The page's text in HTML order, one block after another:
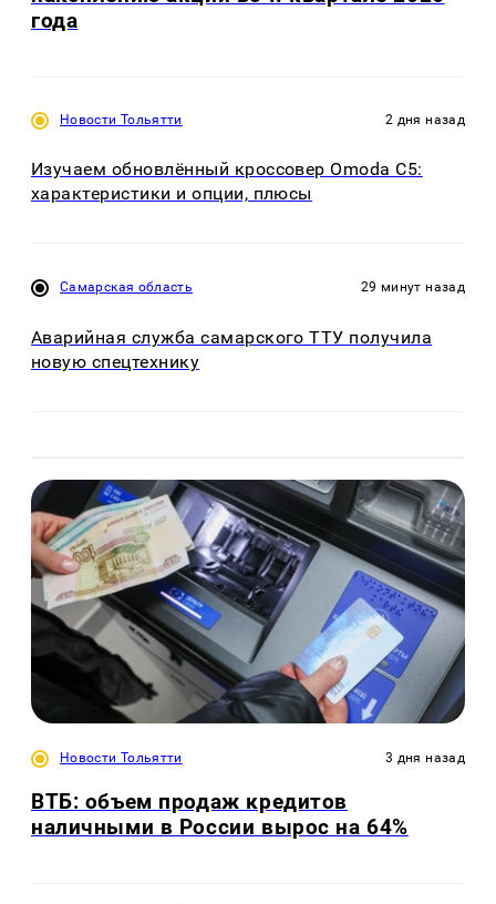
года
Новости Тольятти 2 дня назад
Изучаем обновлённый кроссовер Omoda C5:
характеристики и опции, плюсы
Самарская область 29 минут назад
Аварийная служба самарского ТТУ получила
новую спецтехнику
Новости Тольятти 3 дня назад
ВТБ: объем продаж кредитов
наличными в России вырос на 64%